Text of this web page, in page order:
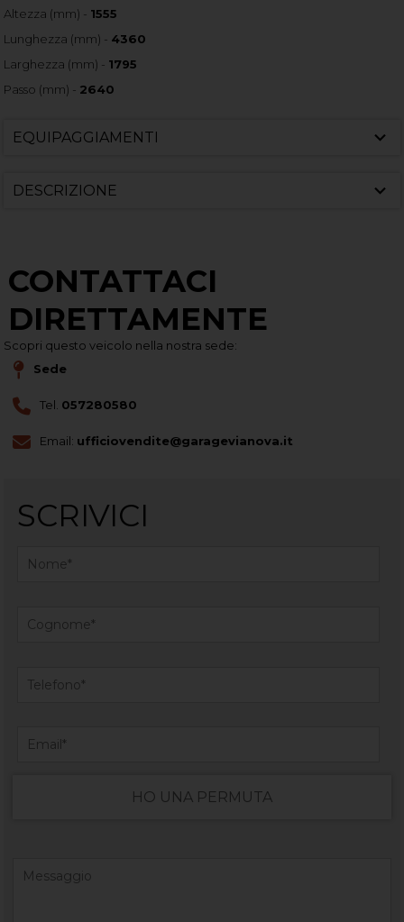
Altezza (mm) - 1555
Lunghezza (mm) - 4360
Larghezza (mm) - 1795
Passo (mm) - 2640
EQUIPAGGIAMENTI
DESCRIZIONE
CONTATTACI
DIRETTAMENTE
Scopri questo veicolo nella nostra sede:
Sede
Tel. 057280580
Email: ufficiovendite@garagevianova.it
SCRIVICI
HO UNA PERMUTA